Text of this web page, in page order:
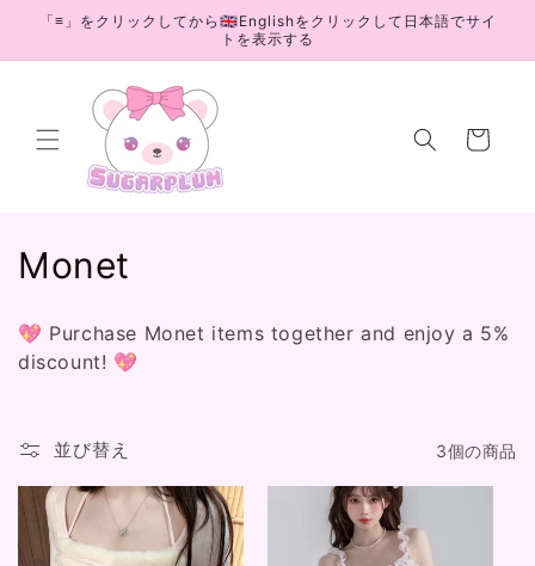
ンツに
「≡」をクリックしてから🇬🇧Englishをクリックして日本語でサイ
トを表示する
ー
コ
ク
ョ
ン
:
Monet
💖 Purchase Monet items together and enjoy a 5%
discount! 💖
並び替え 3個の商品